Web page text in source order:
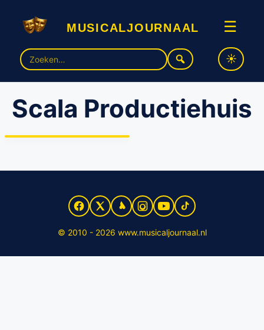
musicaljournaal ☰
Zoek
naar:
Scala Productiehuis
Audities voor eerste
landelijke
studentenmusical The
© 2010 - 2026 www.musicaljournaal.nl